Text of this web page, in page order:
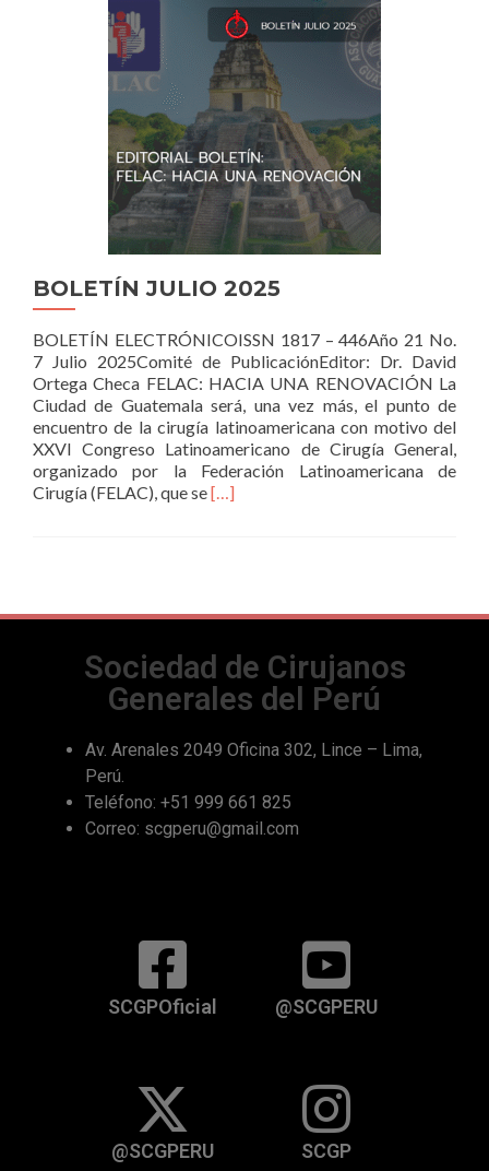
EN
ECOGRAFÍA:
FORMACIÓN
CON
SIMULADOR
A
TRAVÉS
DE
LA
PLATAFORMA
EDUS
BOLETÍN JULIO 2025
BOLETÍN ELECTRÓNICOISSN 1817 – 446Año 21 No.
7 Julio 2025Comité de PublicaciónEditor: Dr. David
Ortega Checa FELAC: HACIA UNA RENOVACIÓN La
Ciudad de Guatemala será, una vez más, el punto de
encuentro de la cirugía latinoamericana con motivo del
XXVI Congreso Latinoamericano de Cirugía General,
organizado por la Federación Latinoamericana de
Cirugía (FELAC), que seRead
[…]
Sociedad de Cirujanos
Generales del Perú
Av. Arenales 2049 Oficina 302, Lince – Lima,
Perú.
Teléfono: +51 999 661 825
Correo: scgperu@gmail.com
SCGPOficial @SCGPERU
@SCGPERU SCGP